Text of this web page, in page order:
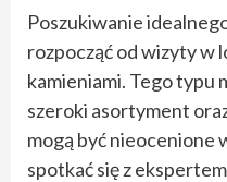
Poszukiwanie
rozpocząć od wizyty w
kamieniami. Tego typu
szeroki asortyment
mogą być nieocenione
spotkać się z